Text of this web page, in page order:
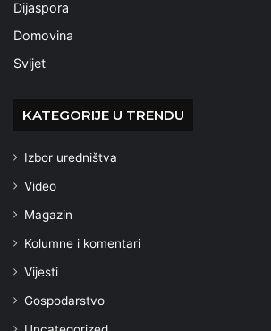
Dijaspora
Domovina
Svijet
KATEGORIJE U TRENDU
Izbor uredništva
Video
Magazin
Kolumne i komentari
Vijesti
Gospodarstvo